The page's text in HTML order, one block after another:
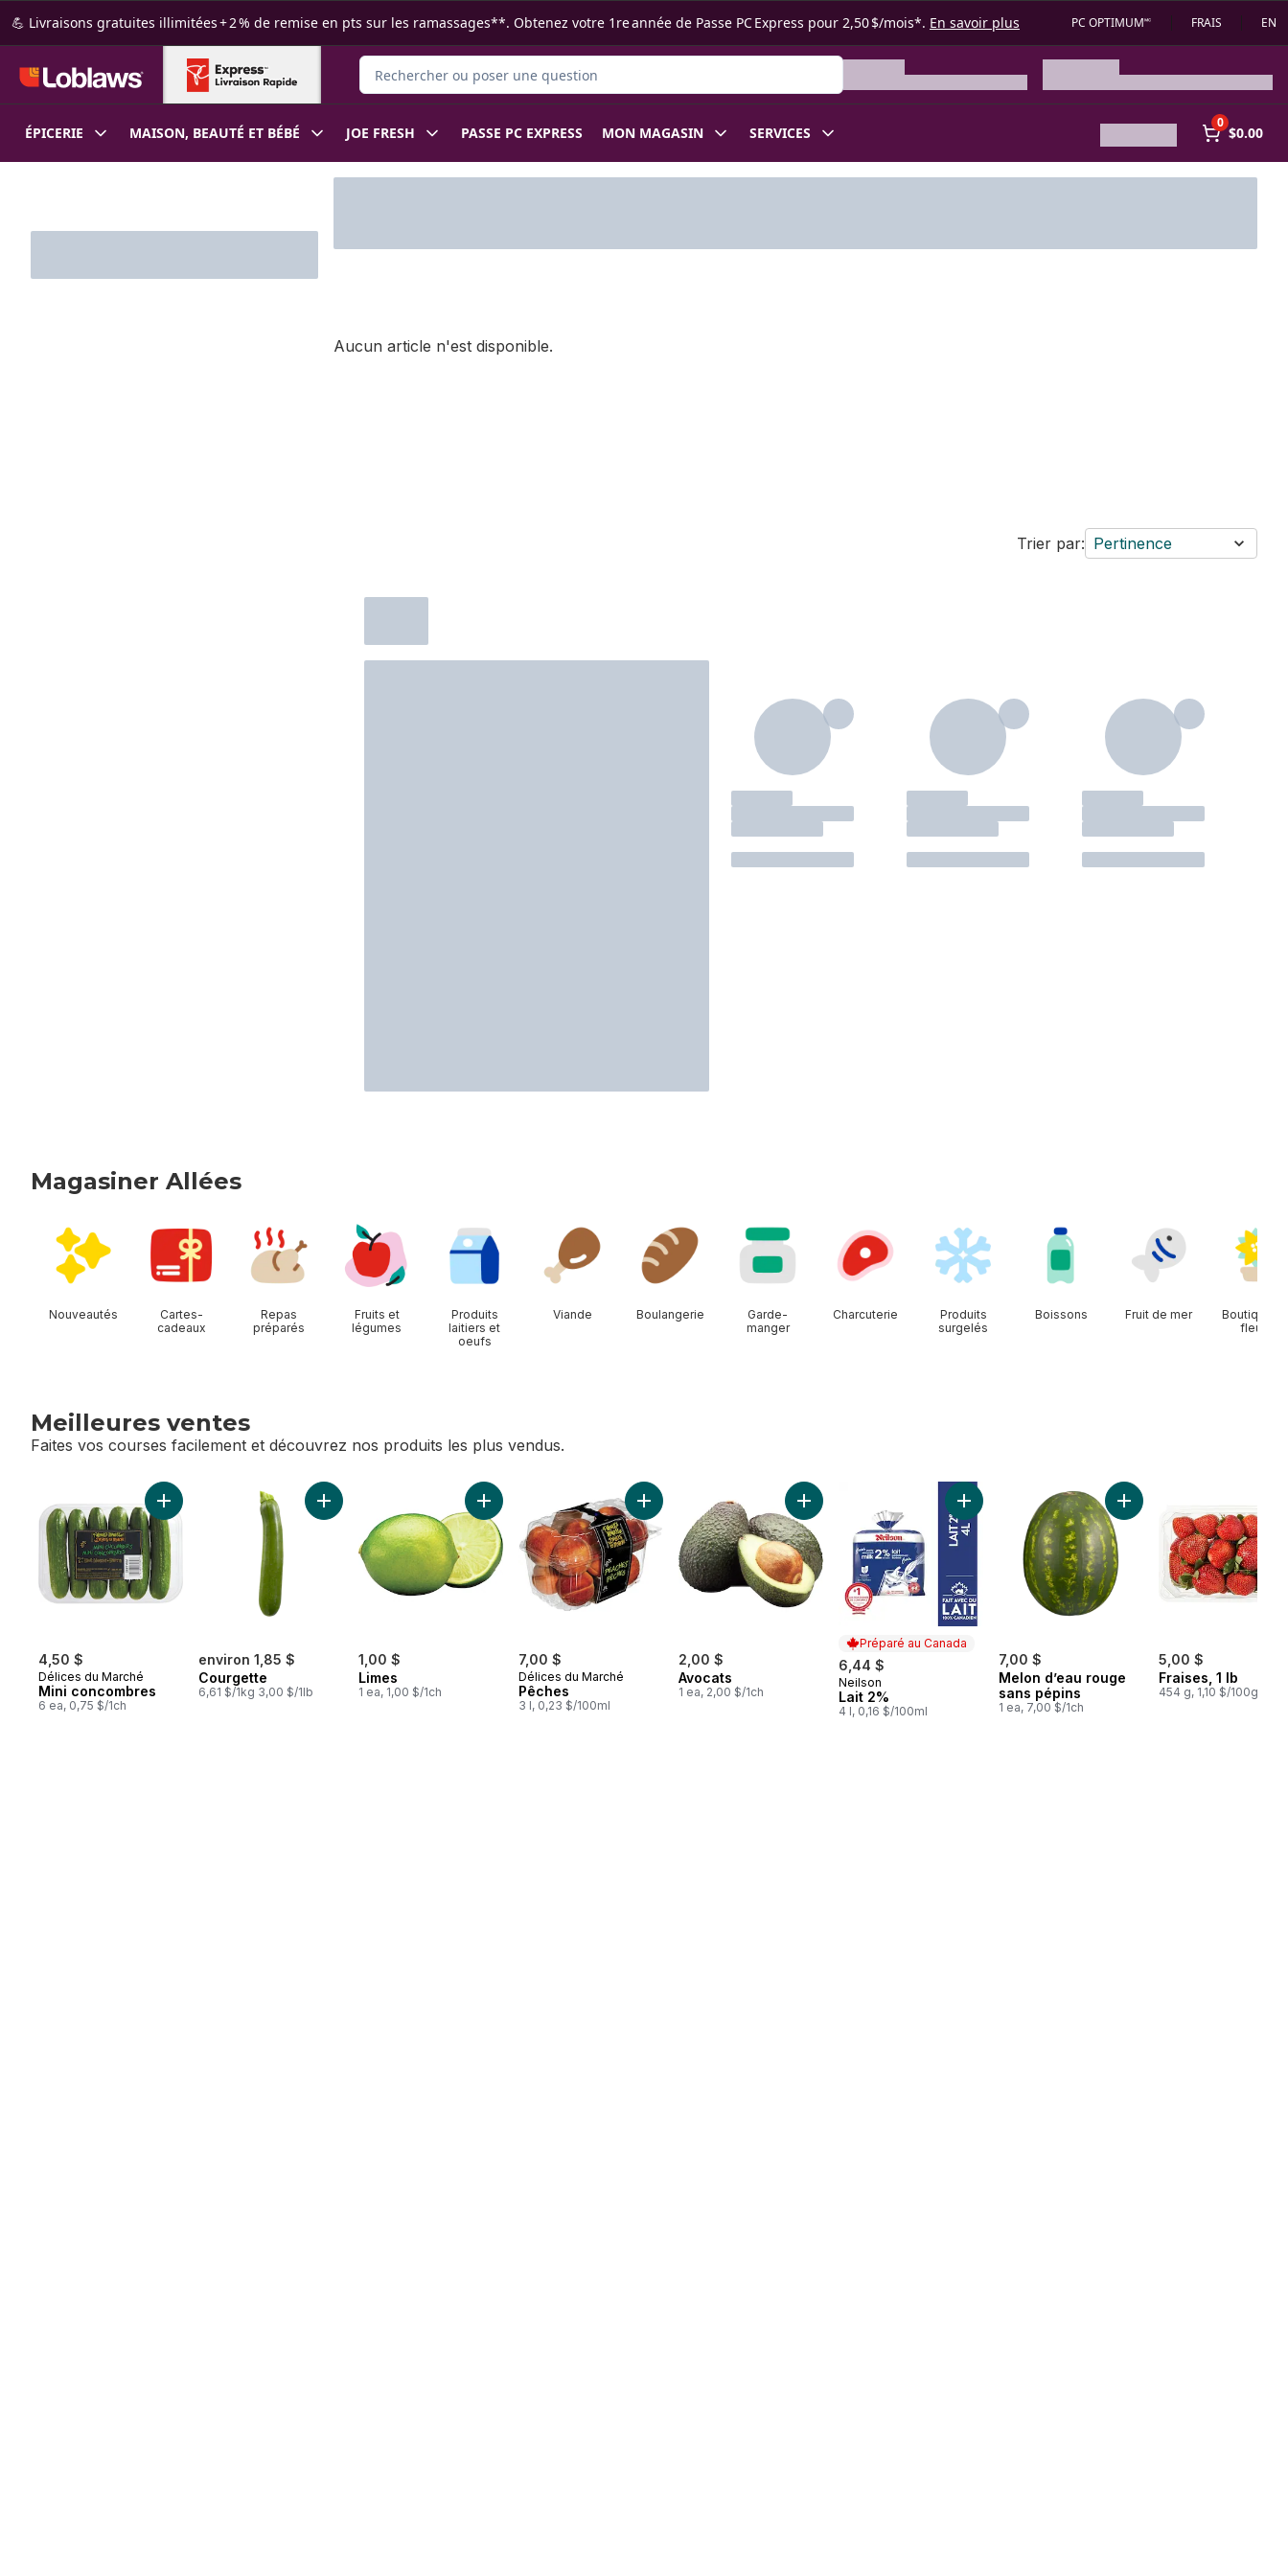
Passer au contenu principal
Passer au pied de page
💪 Livraisons gratuites illimitées + 2 % de remise en pts sur les ramassages**. Obtenez votre 1re année de Passe PC Express pour 2,50 $/mois*. En savoir plus PC OPTIMUM🅪 FRAIS EN
Rechercher des produits
ÉPICERIE MAISON, BEAUTÉ ET BÉBÉ JOE FRESH PASSE PC EXPRESS MON MAGASIN SERVICES
0
$0.00
Aucun article n'est disponible.
Trier par: Pertinence
Magasiner Allées
Nouveautés
Cartes-
cadeaux
Repas
préparés
Fruits et
légumes
Produits
laitiers et
oeufs
Viande Boulangerie
Garde-
manger
Charcuterie
Produits
surgelés
Boissons Fruit de mer
Boutique
fleurs
Meilleures ventes
Faites vos courses facilement et découvrez nos produits les plus vendus.
sauter Meilleures ventes
4,50 $
Délices du Marché
Mini concombres
6 ea, 0,75 $/1ch
Ajouter Mini concombres au panier
environ 1,85 $
Courgette
6,61 $/1kg 3,00 $/1lb
Ajouter Courgette au panier
1,00 $
Limes
1 ea, 1,00 $/1ch
Ajouter Limes au panier
7,00 $
Délices du Marché
Pêches
3 l, 0,23 $/100ml
Ajouter Pêches au panier
2,00 $
Avocats
1 ea, 2,00 $/1ch
Ajouter Avocats au panier
Préparé au Canada
6,44 $
Préparé au Canada
Neilson
Lait 2%
4 l, 0,16 $/100ml
Ajouter Lait 2% au panier
7,00 $
Melon d’eau rouge
sans pépins
1 ea, 7,00 $/1ch
Ajouter Melon d’eau
5,00 $
Fraises, 1 lb
454 g, 1,10 $/100g